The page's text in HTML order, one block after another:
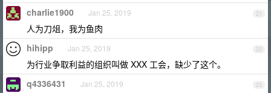
21
charlie1900 Jan 25, 2019
人为刀俎，我为鱼肉
22
hihipp Jan 25, 2019
为行业争取利益的组织叫做 XXX 工会，缺少了这个。
23
q4336431 Jan 25, 2019